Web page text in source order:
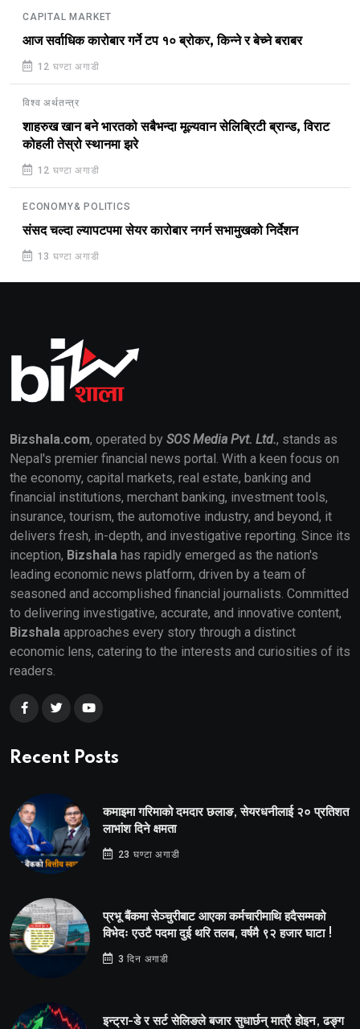
CAPITAL MARKET
आज सर्वाधिक कारोबार गर्ने टप १० ब्रोकर, किन्ने र बेच्ने बराबर
12 घण्टा अगाडी
विश्व अर्थतन्त्र
शाहरुख खान बने भारतको सबैभन्दा मूल्यवान सेलिब्रिटी ब्रान्ड, विराट
कोहली तेस्रो स्थानमा झरे
12 घण्टा अगाडी
ECONOMY& POLITICS
संसद चल्दा ल्यापटपमा सेयर कारोबार नगर्न सभामुखको निर्देशन
13 घण्टा अगाडी
Bizshala.com, operated by SOS Media Pvt. Ltd., stands as
Nepal's premier financial news portal. With a keen focus on
the economy, capital markets, real estate, banking and
financial institutions, merchant banking, investment tools,
insurance, tourism, the automotive industry, and beyond, it
delivers fresh, in-depth, and investigative reporting. Since its
inception, Bizshala has rapidly emerged as the nation's
leading economic news platform, driven by a team of
seasoned and accomplished financial journalists. Committed
to delivering investigative, accurate, and innovative content,
Bizshala approaches every story through a distinct
economic lens, catering to the interests and curiosities of its
readers.
Recent Posts
कमाइमा गरिमाको दमदार छलाङ, सेयरधनीलाई २० प्रतिशत
लाभांश दिने क्षमता
23 घण्टा अगाडी
प्रभू बैंकमा सेञ्चुरीबाट आएका कर्मचारीमाथि हदैसम्मको
विभेदः एउटै पदमा दुई थरि तलब, वर्षमै ९२ हजार घाटा !
3 दिन अगाडी
इन्ट्रा-डे र सर्ट सेलिङले बजार सुधार्छन् मात्रै होइन, ढङ्ग